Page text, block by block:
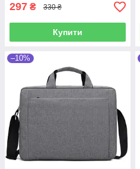
297 ₴ 330 ₴
Купити
–10%